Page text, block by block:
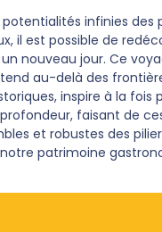
potentialités infinies des
il est possible de
nouveau jour. Ce
au-delà des
inspire à la fois
faisant de
et robustes des
patrimoine